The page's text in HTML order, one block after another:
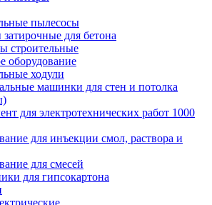
пылесосы
для бетона
строительные
оборудование
ходули
машинки для стен и потолка
для электротехнических работ 1000
для инъекции смол, раствора и
для смесей
для гипсокартона